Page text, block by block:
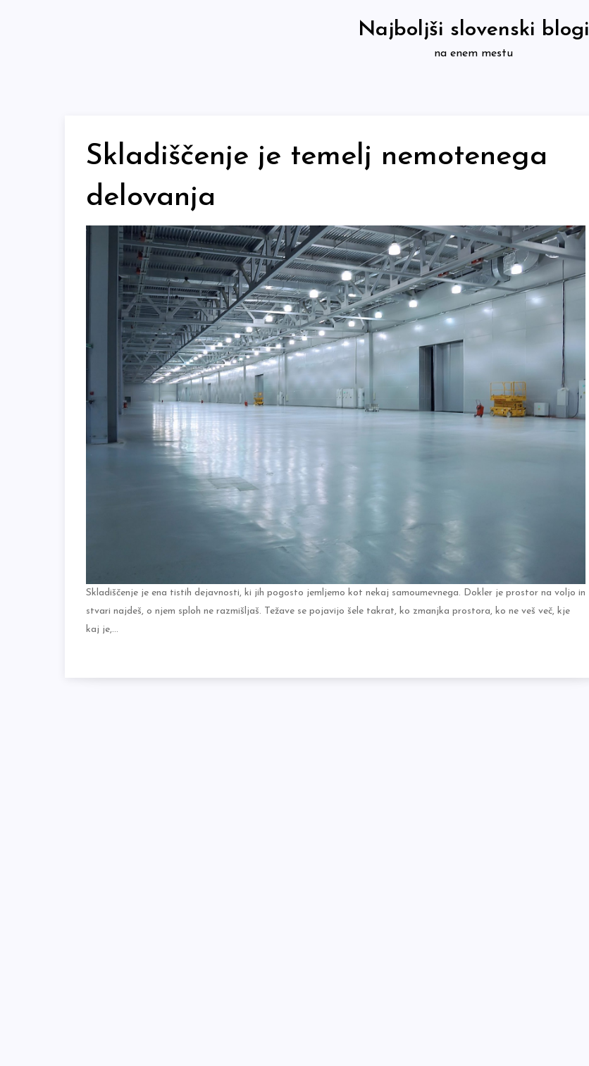
Najboljši slovenski blogi
na enem mestu
Skladiščenje je temelj nemotenega
delovanja
Skladiščenje je ena tistih dejavnosti, ki jih pogosto jemljemo kot nekaj samoumevnega. Dokler je prostor na voljo in
stvari najdeš, o njem sploh ne razmišljaš. Težave se pojavijo šele takrat, ko zmanjka prostora, ko ne veš več, kje
kaj je,…